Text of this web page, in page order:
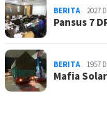
BERITA 2027
Pansus 7
BERITA 1957
Mafia